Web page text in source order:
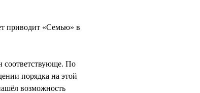
приводит «Семью» в
соответствующе. По
порядка на этой
возможность